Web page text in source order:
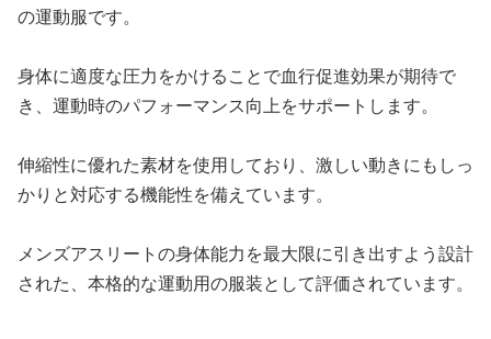
の運動服です。
身体に適度な圧力をかけることで血行促進効果が期待で
き、運動時のパフォーマンス向上をサポートします。
伸縮性に優れた素材を使用しており、激しい動きにもしっ
かりと対応する機能性を備えています。
メンズアスリートの身体能力を最大限に引き出すよう設計
された、本格的な運動用の服装として評価されています。